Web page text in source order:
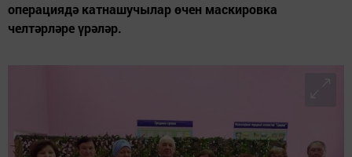
операциядә катнашучылар өчен маскировка
челтәрләре үрәләр.